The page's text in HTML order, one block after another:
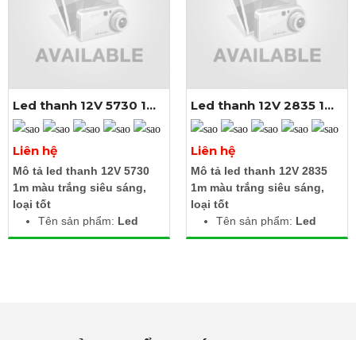
Cấp độ bảo vệ: IP67
Nhiệt độ màu: 6000K -
6500K
Chất liệu: Mạch hàn
nhôm
Kích thước: Dài 1m x
rộng 23.2mm
Xem thêm ảnh
Led thanh 12V 5730 1m
màu trắng
Liên hệ
Mô tả led thanh 12V 5730
1m màu trắng siêu sáng,
loại tốt
Tên sản phẩm: Led
thanh 12V 2835 1m
Xem thêm ảnh
Led thanh 12V 2835 1m
màu trắng
Liên hệ
Mô tả led thanh 12V 2835
1m màu trắng siêu sáng,
loại tốt
Tên sản phẩm: Led
thanh 12V 2835 1m